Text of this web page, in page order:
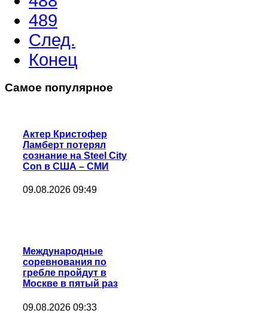
489
След.
Конец
Самое популярное
Актер Кристофер
Ламберт потерял
сознание на Steel City
Con в США – СМИ
09.08.2026 09:49
Международные
соревнования по
гребле пройдут в
Москве в пятый раз
09.08.2026 09:33